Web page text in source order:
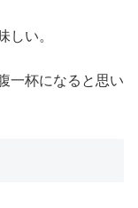
しい。
一杯になると思い